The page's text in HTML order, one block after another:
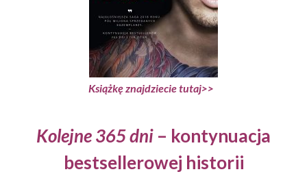
Książkę znajdziecie tutaj>>
Kolejne 365 dni – kontynuacja
bestsellerowej historii